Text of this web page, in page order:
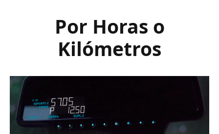
Por Horas o
Kilómetros